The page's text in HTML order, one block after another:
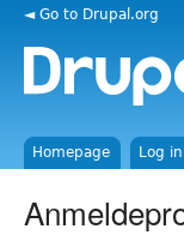
◄ Go to Drupal.org
Homepage Log